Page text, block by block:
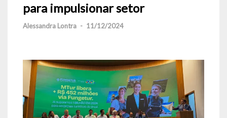
para impulsionar setor
Alessandra Lontra - 11/12/2024